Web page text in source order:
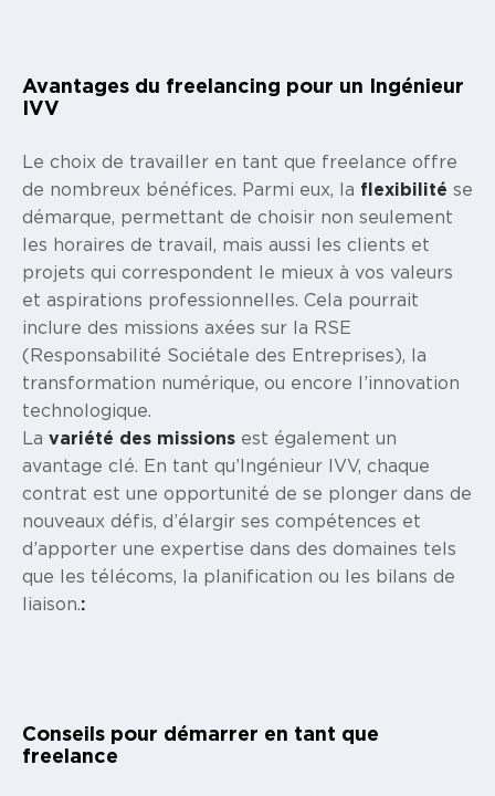
Avantages du freelancing pour un Ingénieur
IVV
Le choix de travailler en tant que freelance offre
de nombreux bénéfices. Parmi eux, la flexibilité se
démarque, permettant de choisir non seulement
les horaires de travail, mais aussi les clients et
projets qui correspondent le mieux à vos valeurs
et aspirations professionnelles. Cela pourrait
inclure des missions axées sur la RSE
(Responsabilité Sociétale des Entreprises), la
transformation numérique, ou encore l’innovation
technologique.
La variété des missions est également un
avantage clé. En tant qu’Ingénieur IVV, chaque
contrat est une opportunité de se plonger dans de
nouveaux défis, d’élargir ses compétences et
d’apporter une expertise dans des domaines tels
que les télécoms, la planification ou les bilans de
liaison.:
Conseils pour démarrer en tant que
freelance